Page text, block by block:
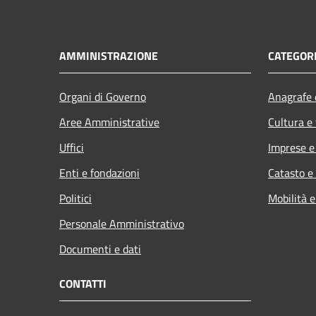
AMMINISTRAZIONE
Organi di Governo
Aree Amministrative
Uffici
Enti e fondazioni
Politici
Personale Amministrativo
Documenti e dati
Cultura
Imprese
Catasto
Mobilità
CONTATTI